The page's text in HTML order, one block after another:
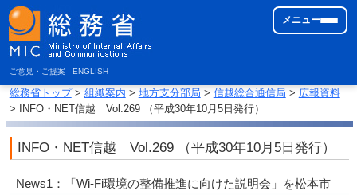
ご意見・ご提案 ENGLISH
メニュー
総務省トップ> 組織案内 > 地方支分部局 > 信越総合通信局 > 広報資料
> INFO・NET信越 Vol.269 （平成30年10月5日発行）
INFO・NET信越 Vol.269 （平成30年10月5日発行）
News1：「Wi-Fi環境の整備推進に向けた説明会」を松本市